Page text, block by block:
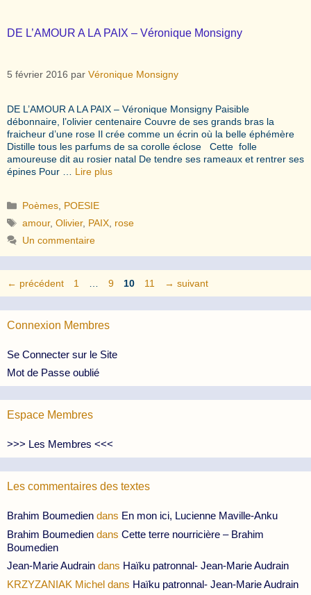
DE L’AMOUR A LA PAIX – Véronique Monsigny
5 février 2016 par Véronique Monsigny
DE L’AMOUR A LA PAIX – Véronique Monsigny Paisible
débonnaire, l’olivier centenaire Couvre de ses grands bras la
fraicheur d’une rose Il crée comme un écrin où la belle éphémère
Distille tous les parfums de sa corolle éclose Cette folle
amoureuse dit au rosier natal De tendre ses rameaux et rentrer ses
épines Pour … Lire plus
Catégories
Poèmes POESIE
Étiquettes
amour,Olivier, PAIX rose
Un commentaire
← précédent Page
1 Page
9 Page
10 Page
11 → suivant
Connexion Membres
Se Connecter sur le Site
Mot de Passe oublié
Espace Membres
>>> Les Membres <<<
Les commentaires des textes
Brahim Boumedien dans En mon ici, Lucienne Maville-Anku
Brahim Boumedien dans Cette terre nourricière – Brahim
Boumedien
Jean-Marie Audrain dans Haïku patronnal- Jean-Marie Audrain
KRZYZANIAK Michel dans Haïku patronnal- Jean-Marie Audrain